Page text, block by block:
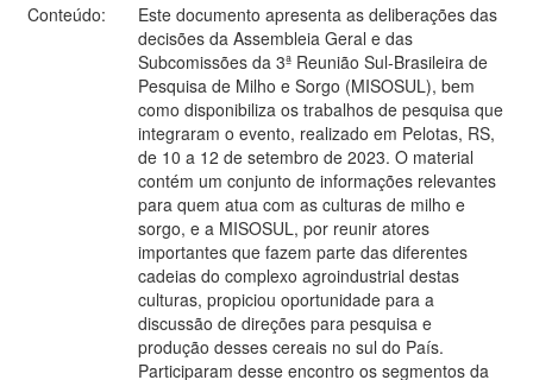
Conteúdo:
Este documento apresenta as deliberações das
decisões da Assembleia Geral e das
Subcomissões da 3ª Reunião Sul-Brasileira de
Pesquisa de Milho e Sorgo (MISOSUL), bem
como disponibiliza os trabalhos de pesquisa que
integraram o evento, realizado em Pelotas, RS,
de 10 a 12 de setembro de 2023. O material
contém um conjunto de informações relevantes
para quem atua com as culturas de milho e
sorgo, e a MISOSUL, por reunir atores
importantes que fazem parte das diferentes
cadeias do complexo agroindustrial destas
culturas, propiciou oportunidade para a
discussão de direções para pesquisa e
produção desses cereais no sul do País.
Participaram desse encontro os segmentos da